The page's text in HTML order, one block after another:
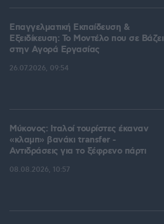
Επαγγελματική Εκπαίδευση &
Εξειδίκευση: Το Mοντέλο που σε Bάζει
στην Aγορά Eργασίας
26.07.2026, 09:54
Μύκονος: Ιταλοί τουρίστες έκαναν
«κλαμπ» βανάκι transfer -
Αντιδράσεις για το ξέφρενο πάρτι
08.08.2026, 10:57